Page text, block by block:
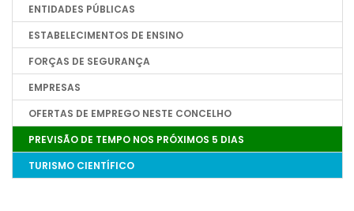
ENTIDADES PÚBLICAS
ESTABELECIMENTOS DE ENSINO
FORÇAS DE SEGURANÇA
EMPRESAS
OFERTAS DE EMPREGO NESTE CONCELHO
PREVISÃO DE TEMPO NOS PRÓXIMOS 5 DIAS
TURISMO CIENTÍFICO